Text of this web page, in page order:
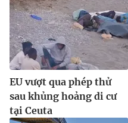
EU vượt qua phép thử
sau khủng hoảng di cư
tại Ceuta